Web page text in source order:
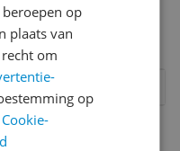
7
4
op
plaats van
om
op
Cookie-